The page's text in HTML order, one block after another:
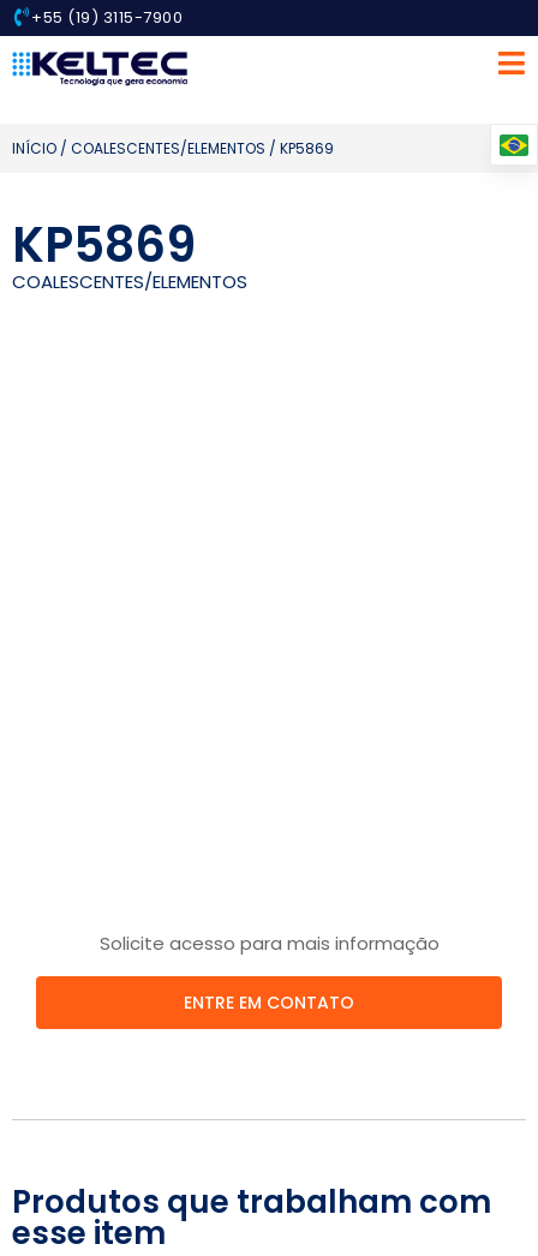
+55 (19) 3115-7900
INÍCIO / COALESCENTES/ELEMENTOS / KP5869
KP5869
COALESCENTES/ELEMENTOS
Solicite acesso para mais informação
ENTRE EM CONTATO
Produtos que trabalham com
esse item